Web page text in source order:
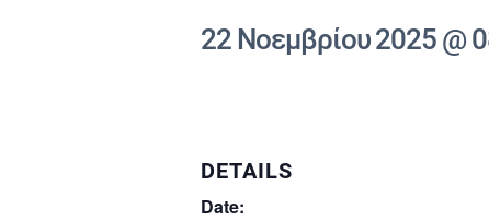
22 Νοεμβρίου 2025 @
DETAILS
Date: